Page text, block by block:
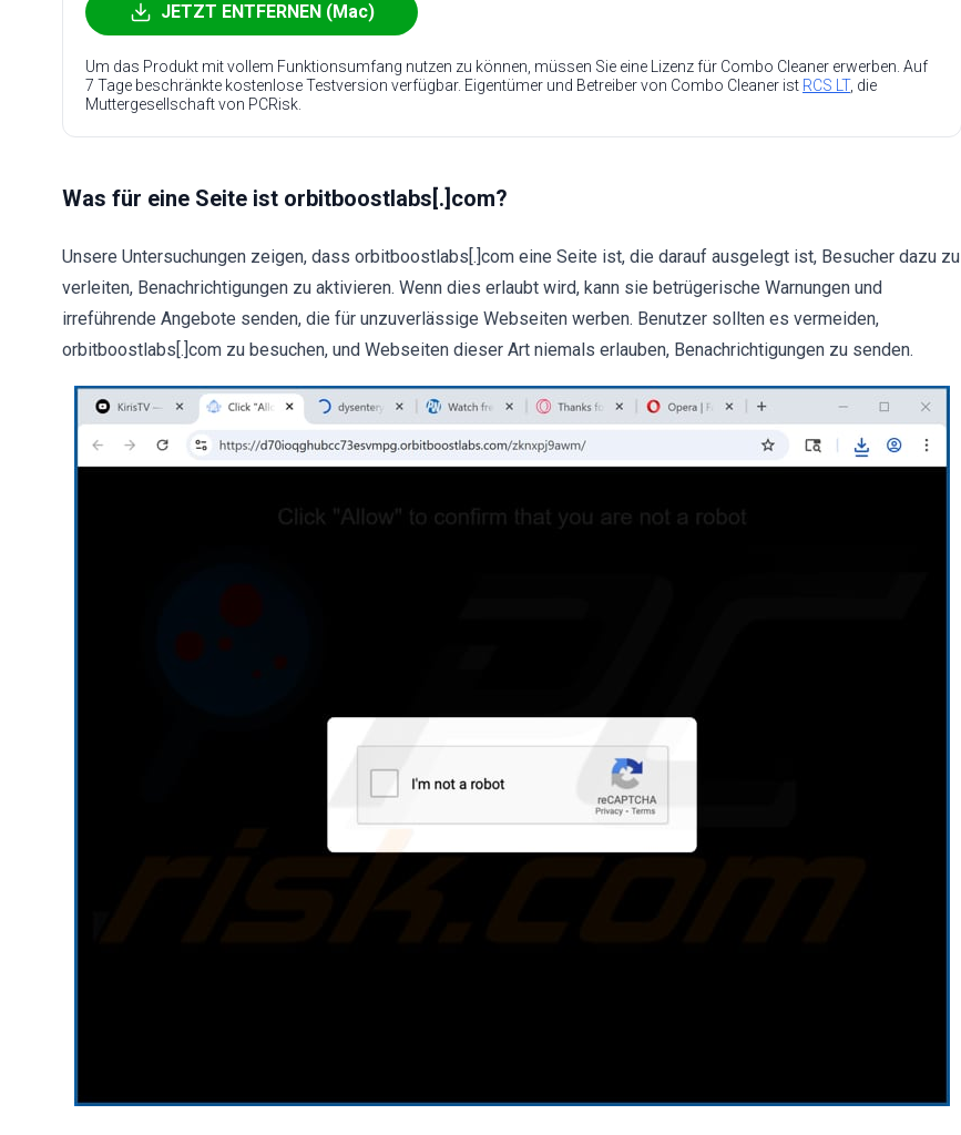
JETZT ENTFERNEN (Mac)
Um das Produkt mit vollem Funktionsumfang nutzen zu können, müssen Sie eine Lizenz für Combo Cleaner erwerben. Auf
7 Tage beschränkte kostenlose Testversion verfügbar. Eigentümer und Betreiber von Combo Cleaner ist RCS LT, die
Muttergesellschaft von PCRisk.
Was für eine Seite ist orbitboostlabs[.]com?
Unsere Untersuchungen zeigen, dass orbitboostlabs[.]com eine Seite ist, die darauf ausgelegt ist, Besucher dazu zu
verleiten, Benachrichtigungen zu aktivieren. Wenn dies erlaubt wird, kann sie betrügerische Warnungen und
irreführende Angebote senden, die für unzuverlässige Webseiten werben. Benutzer sollten es vermeiden,
orbitboostlabs[.]com zu besuchen, und Webseiten dieser Art niemals erlauben, Benachrichtigungen zu senden.